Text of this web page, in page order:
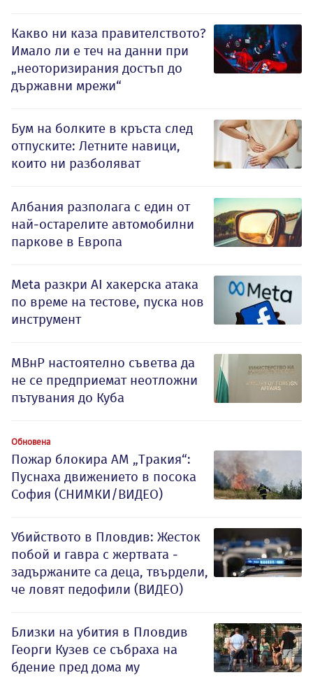
Какво ни каза правителството?
Имало ли е теч на данни при
„неоторизирания достъп до
държавни мрежи“
Бум на болките в кръста след
отпуските: Летните навици,
които ни разболяват
Албания разполага с един от
най-остарелите автомобилни
паркове в Европа
Meta разкри AI хакерска атака
по време на тестове, пуска нов
инструмент
МВнР настоятелно съветва да
не се предприемат неотложни
пътувания до Куба
Обновена
Пожар блокира АМ „Тракия“:
Пуснаха движението в посока
София (СНИМКИ/ВИДЕО)
Убийството в Пловдив: Жесток
побой и гавра с жертвата -
задържаните са деца, твърдели,
че ловят педофили (ВИДЕО)
Близки на убития в Пловдив
Георги Кузев се събраха на
бдение пред дома му